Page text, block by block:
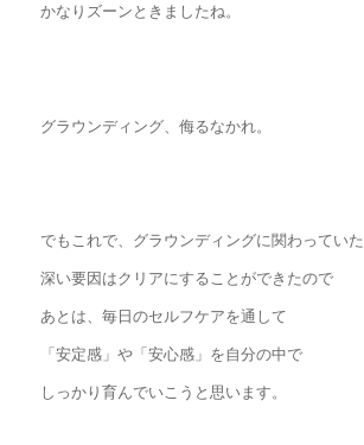
かなりズーンときましたね。
グラウンディング、侮るなかれ。
でもこれで、グラウンディングに関わっていた
深い要因はクリアにすることができたので
あとは、毎日のセルフケアを通して
「安定感」や「安心感」を自分の中で
しっかり育んでいこうと思います。